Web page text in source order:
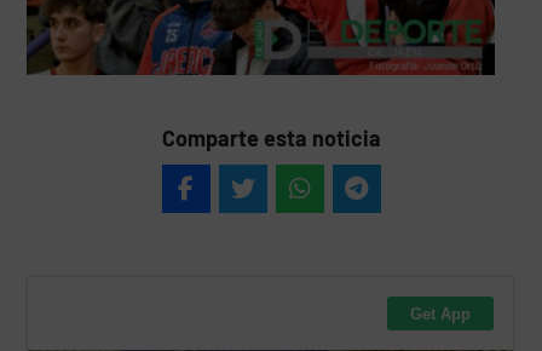
Comparte esta noticia